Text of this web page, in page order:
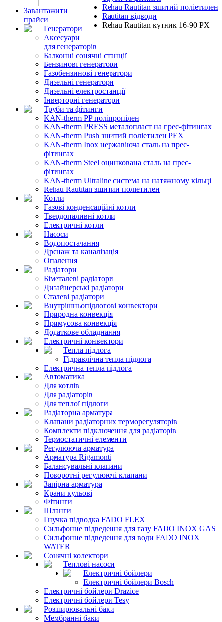
Rehau Rautitan зшитий поліетилен
Rautitan відводи
Rehau Rautitan кутник 16-90 PX
Завантажити
прайси
Генератори
Аксесуари
для генераторів
Балконні сонячні станції
Бензинові генератори
Газобензинові генератори
Дизельні генератори
Дизельні електростанції
Інверторні генератори
Труби та фітинги
KAN-therm PP поліпропілен
KAN-therm PRESS металопласт на прес-фітингах
KAN-therm Push зшитий поліетилен PEX
KAN-therm Inox нержавіюча сталь на прес-
фітингах
KAN-therm Steel оцинкована сталь на прес-
фітингах
KAN-therm Ultraline система на натяжному кільці
Rehau Rautitan зшитий поліетилен
Котли
Газові конденсаційні котли
Твердопаливні котли
Електричні котли
Насоси
Водопостачання
Дренаж та каналізація
Опалення
Радіатори
Біметалеві радіатори
Дизайнерські радіатори
Сталеві радіатори
Внутрішньопідлогові конвектори
Природна конвекція
Примусова конвекція
Додаткове обладнання
Електричні конвектори
Тепла підлога
Гідравлічна тепла підлога
Електрична тепла підлога
Автоматика
Для котлів
Для радіаторів
Для теплої підлоги
Радіаторна арматура
Клапани радіаторних терморегуляторів
Комплекти підключення для радіаторів
Термостатичні елементи
Регулююча арматура
Арматура Rigamonti
Балансувальні клапани
Поворотні регулюючі клапани
Запірна арматура
Крани кульові
Фітинги
Шланги
Гнучка підводка FADO FLEX
Сильфонне підведення для газу FADO INOX GAS
Сильфонне підведення для води FADO INOX
WATER
Сонячні колектори
Теплові насоси
Електричні бойлери
Електричні бойлери Bosch
Електричні бойлери Drazice
Електричні бойлери Tesy
Розширювальні баки
Мембранні баки